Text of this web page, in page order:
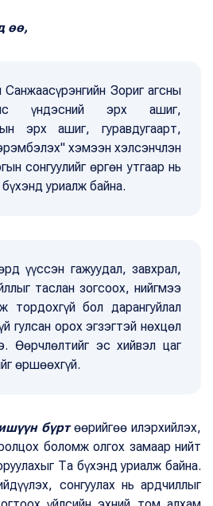
өө,
Зориг агсны
үндэсний эрх ашиг,
эрх ашиг, гуравдугаарт,
хэмээн хэлсэнчлэн
сонгуулийг өргөн утгаар нь
уриалж байна.
үүссэн гажуудал, завхрал,
таслан зогсоох, нийгмээ
тордохгүй бол дарангуйлал
гулсан орох эгзэгтэй нөхцөл
Өөрчлөлтийг эс хийвэл цаг
өршөөхгүй.
бүртөөрийгөө илэрхийлэх,
боломж олгох замаар нийт
Та бүхэнд уриалж байна.
сонгуулах нь ардчиллыг